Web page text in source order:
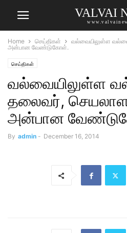
VALVAI
Home செய்திகள்
வல்வையிலுள்ள
அன்பான வேண்டுகோள்.
செய்திகள்
வல்வையிலுள்ள
தலைவர்,
அன்பான
By admin - December 16, 2014